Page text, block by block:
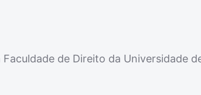
de Direito da Universidade